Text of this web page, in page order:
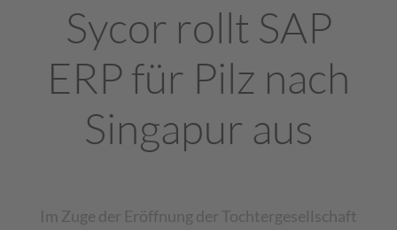
Sycor rollt SAP
ERP für Pilz nach
Singapur aus
Im Zuge der Eröffnung der Tochtergesellschaft